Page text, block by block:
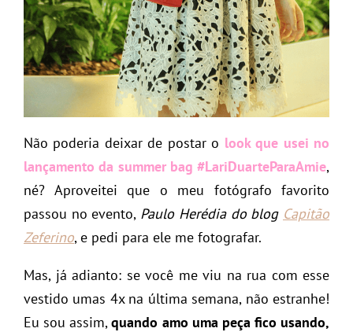
Não poderia deixar de postar o look que usei no
lançamento da summer bag #LariDuarteParaAmie,
né? Aproveitei que o meu fotógrafo favorito
passou no evento, Paulo Herédia do blog Capitão
Zeferino, e pedi para ele me fotografar.
Mas, já adianto: se você me viu na rua com esse
vestido umas 4x na última semana, não estranhe!
Eu sou assim,quando amo uma peça fico usando,